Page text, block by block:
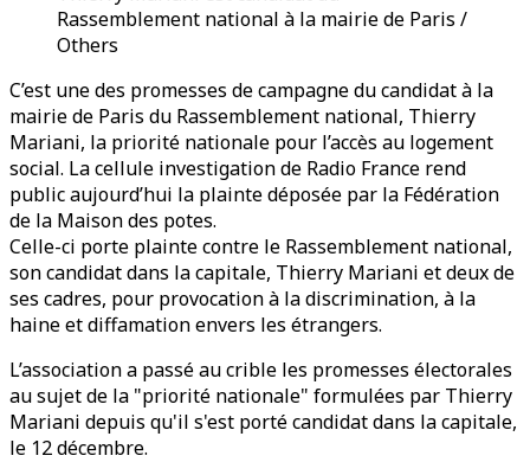
Rassemblement national à la mairie de Paris /
Others
C’est une des promesses de campagne du candidat à la
mairie de Paris du Rassemblement national, Thierry
Mariani, la priorité nationale pour l’accès au logement
social. La cellule investigation de Radio France rend
public aujourd’hui la plainte déposée par la Fédération
de la Maison des potes.
Celle-ci porte plainte contre le Rassemblement national,
son candidat dans la capitale, Thierry Mariani et deux de
ses cadres, pour provocation à la discrimination, à la
haine et diffamation envers les étrangers.
L’association a passé au crible les promesses électorales
au sujet de la "priorité nationale" formulées par Thierry
Mariani depuis qu'il s'est porté candidat dans la capitale,
le 12 décembre.